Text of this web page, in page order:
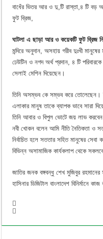
বাধেঁর ভিতর আর ও দু,টি রাস্তা,৪ টি বড়
ফুট ব্রিজ,
ঘাটলা এ ছাড়া আর ও কয়েকটি ফুট ব্রিজ
মন্দিরে অনুদান, অসহায় গরীব দুঃখী মানুষের
ঢেউটিন ও নগদ অর্থ প্রদান, ৪ টি
সেলাই মেশিন দিয়েছেন।
তিনি অসম্ভব কে সম্ভব করে তোলেছেন।
এলাকার মানুষ তাকে ব্যাপক ভাবে সারা
তিনি আবার ও বিপুল ভোটে জয় লাভ করবেন
নবী খোকন বলেন আমি নীতি নৈতিকতা ও
নির্বাচিত হলে সততার সহিত মানুষের
বিভিন্ন অসামাজিক কার্যকলাপ থেকে
জাতির জনক বঙ্গবন্ধু শেখ মুজিবুর
হাসিনার ডিজিটাল বাংলাদেশ